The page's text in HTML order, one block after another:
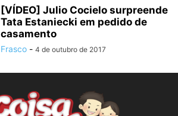
[VÍDEO] Julio Cocielo surpreende
Tata Estaniecki em pedido de
casamento
Frasco - 4 de outubro de 2017